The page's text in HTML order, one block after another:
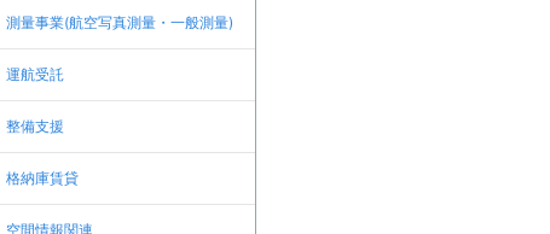
測量事業(航空写真測量・一般測量)
運航受託
整備支援
格納庫賃貸
空間情報関連